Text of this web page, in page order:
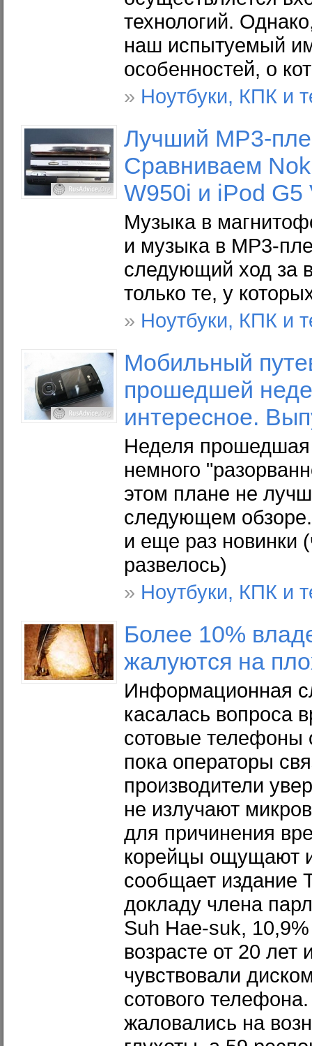
технологий.
наш испытуемый
особенностей, о
» Ноутбуки, КПК и
Лучший МР3-
Сравниваем
W950i и iPod G5
Музыка в
и музыка в MP3-
следующий ход за
только те, у
» Ноутбуки, КПК и
Мобильный
прошедшей
интересное.
Неделя прошедшая
немного
этом плане не
следующем
и еще раз новинки
развелось)
» Ноутбуки, КПК и
Более 10%
жалуются на
Информационная
касалась вопроса
сотовые телефоны
пока операторы
производители
не излучают
для причинения
корейцы ощущают
сообщает издание
докладу члена
Suh Hae-suk,
возрасте от 20 лет
чувствовали
сотового
жаловались на